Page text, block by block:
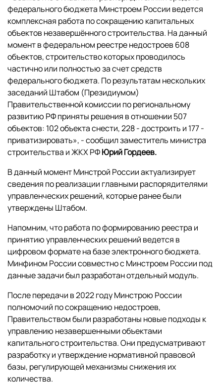
федерального бюджета Минстроем России ведется
комплексная работа по сокращению капитальных
объектов незавершённого строительства. На данный
момент в федеральном реестре недостроев 608
объектов, строительство которых проводилось
частично или полностью за счет средств
федерального бюджета. По результатам нескольких
заседаний Штабом (Президиумом)
Правительственной комиссии по региональному
развитию РФ приняты решения в отношении 507
объектов: 102 объекта снести, 228 - достроить и 177 -
приватизировать», - сообщил заместитель министра
строительства и ЖКХ РФЮрий Гордеев.
В данный момент Минстрой России актуализирует
сведения по реализации главными распорядителями
управленческих решений, которые ранее были
утверждены Штабом.
Напомним, что работа по формированию реестра и
принятию управленческих решений ведется в
цифровом формате на базе электронного бюджета.
Минфином России совместно с Минстроем России под
данные задачи был разработан отдельный модуль.
После передачи в 2022 году Минстрою России
полномочий по сокращению недостроев,
Правительством были разработаны новые подходы к
управлению незавершенными объектами
капитального строительства. Они предусматривают
разработку и утверждение нормативной правовой
базы, регулирующей механизмы снижения их
количества.